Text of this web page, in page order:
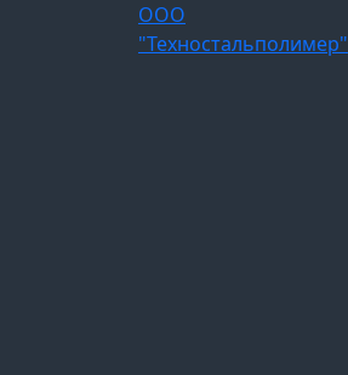
ООО
"Техностальполимер"